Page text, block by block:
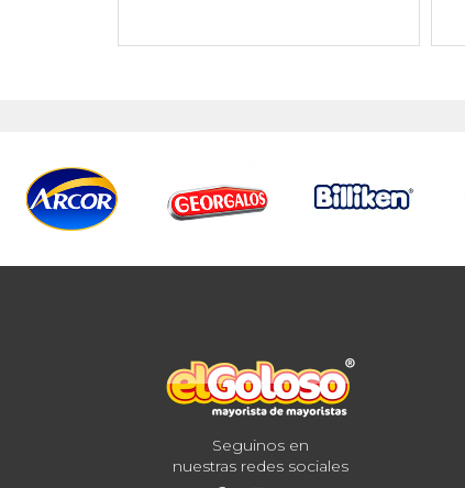
Seguinos en
nuestras redes sociales